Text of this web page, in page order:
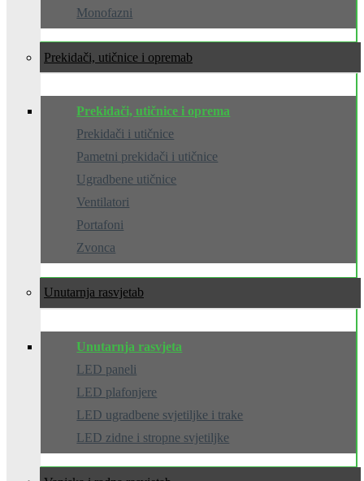
Monofazni
Prekidači, utičnice i oprema
Prekidači, utičnice i oprema
Prekidači i utičnice
Pametni prekidači i utičnice
Ugradbene utičnice
Ventilatori
Portafoni
Zvonca
Unutarnja rasvjeta
Unutarnja rasvjeta
LED paneli
LED plafonjere
LED ugradbene svjetiljke i trake
LED zidne i stropne svjetiljke